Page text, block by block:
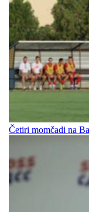
Četiri momčadi na